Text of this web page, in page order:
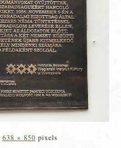
638 × 850 pixels